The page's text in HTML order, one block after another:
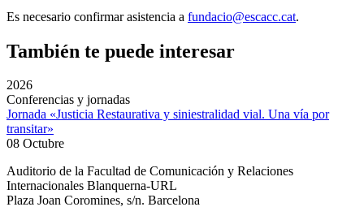
Es necesario confirmar asistencia a fundacio@escacc.cat.
También te puede interesar
2026
Conferencias y jornadas
Jornada «Justicia Restaurativa y siniestralidad vial. Una vía por
transitar»
08 Octubre
Auditorio de la Facultad de Comunicación y Relaciones
Internacionales Blanquerna-URL
Plaza Joan Coromines, s/n. Barcelona